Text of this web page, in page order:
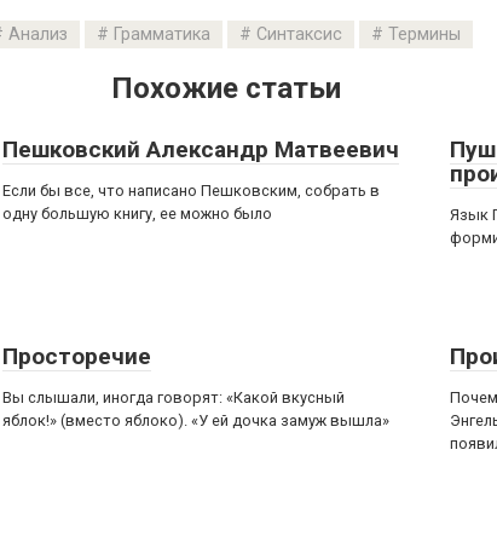
Анализ Грамматика Синтаксис Термины
Похожие статьи
Пешковский Александр Матвеевич
Если бы все, что написано Пешковским, собрать в
одну большую книгу, ее можно было
Язык
Просторечие
Вы слышали, иногда говорят: «Какой вкусный
яблок!» (вместо яблоко). «У ей дочка замуж вышла»